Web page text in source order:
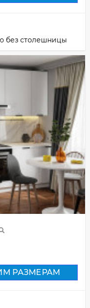
без столешницы
РАЗМЕРАМ